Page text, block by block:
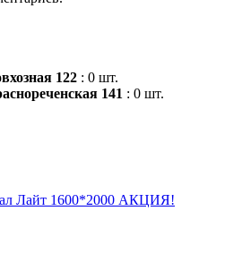
122 : 0 шт.
141 : 0 шт.